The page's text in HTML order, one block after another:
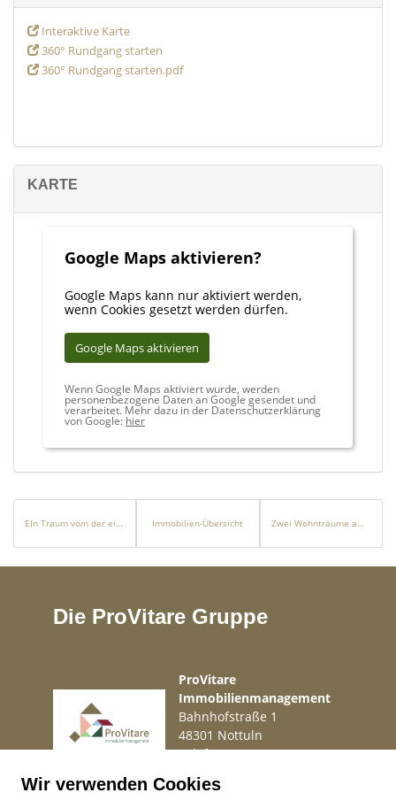
Interaktive Karte
360° Rundgang starten
360° Rundgang starten.pdf
KARTE
Google Maps aktivieren?
Google Maps kann nur aktiviert werden,
wenn Cookies gesetzt werden dürfen.
Google Maps aktivieren
Wenn Google Maps aktiviert wurde, werden
personenbezogene Daten an Google gesendet und
verarbeitet. Mehr dazu in der Datenschutzerklärung
von Google: hier
EIn Traum vom der eigenen Gaststätte- Hier geht er in Erfüllung! Immobilien-Übersicht Zwei Wohnträume am Meer
Die ProVitare Gruppe
ProVitare
Immobilienmanagement
Bahnhofstraße 1
48301 Nottuln
Telefon02509 99 49 871
Wir verwenden Cookies